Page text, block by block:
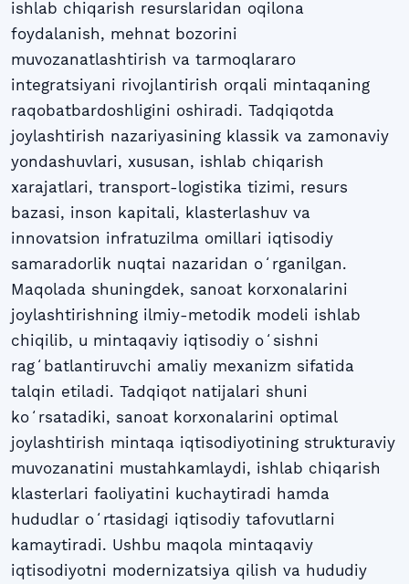
ishlab chiqarish resurslaridan oqilona
foydalanish, mehnat bozorini
muvozanatlashtirish va tarmoqlararo
integratsiyani rivojlantirish orqali mintaqaning
raqobatbardoshligini oshiradi. Tadqiqotda
joylashtirish nazariyasining klassik va zamonaviy
yondashuvlari, xususan, ishlab chiqarish
xarajatlari, transport-logistika tizimi, resurs
bazasi, inson kapitali, klasterlashuv va
innovatsion infratuzilma omillari iqtisodiy
samaradorlik nuqtai nazaridan oʻrganilgan.
Maqolada shuningdek, sanoat korxonalarini
joylashtirishning ilmiy-metodik modeli ishlab
chiqilib, u mintaqaviy iqtisodiy oʻsishni
ragʻbatlantiruvchi amaliy mexanizm sifatida
talqin etiladi. Tadqiqot natijalari shuni
koʻrsatadiki, sanoat korxonalarini optimal
joylashtirish mintaqa iqtisodiyotining strukturaviy
muvozanatini mustahkamlaydi, ishlab chiqarish
klasterlari faoliyatini kuchaytiradi hamda
hududlar oʻrtasidagi iqtisodiy tafovutlarni
kamaytiradi. Ushbu maqola mintaqaviy
iqtisodiyotni modernizatsiya qilish va hududiy